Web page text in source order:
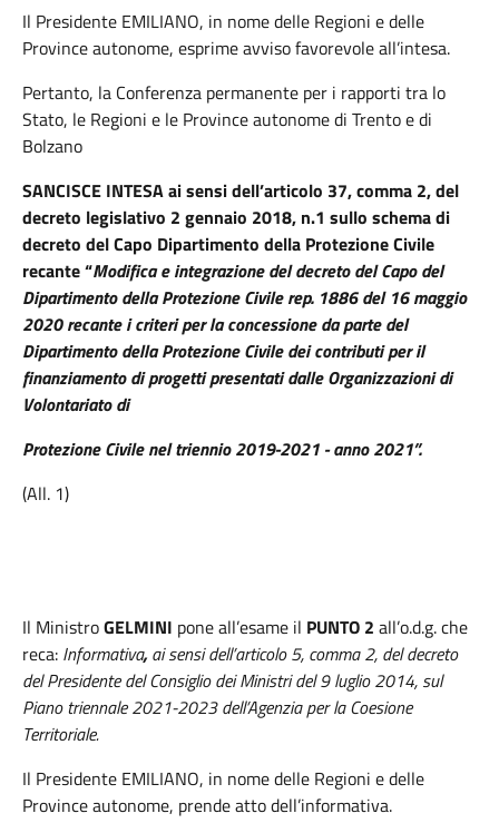
Il Presidente EMILIANO, in nome delle Regioni e delle
Province autonome, esprime avviso favorevole all’intesa.
Pertanto, la Conferenza permanente per i rapporti tra lo
Stato, le Regioni e le Province autonome di Trento e di
Bolzano
SANCISCE INTESA ai sensi dell’articolo 37, comma 2, del
decreto legislativo 2 gennaio 2018, n.1 sullo schema di
decreto del Capo Dipartimento della Protezione Civile
recante “Modifica e integrazione del decreto del Capo del
Dipartimento della Protezione Civile rep. 1886 del 16 maggio
2020 recante i criteri per la concessione da parte del
Dipartimento della Protezione Civile dei contributi per il
finanziamento di progetti presentati dalle Organizzazioni di
Volontariato di
Protezione Civile nel triennio 2019-2021 - anno 2021”.
(All. 1)
Il MinistroGELMINI pone all’esame il PUNTO 2 all’o.d.g. che
reca: Informativa,ai sensi dell’articolo 5, comma 2, del decreto
del Presidente del Consiglio dei Ministri del 9 luglio 2014, sul
Piano triennale 2021-2023 dell’Agenzia per la Coesione
Territoriale.
Il Presidente EMILIANO, in nome delle Regioni e delle
Province autonome, prende atto dell’informativa.